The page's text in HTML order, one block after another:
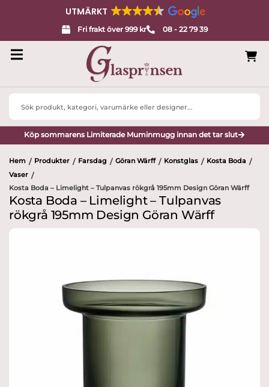
UTMÄRKT
Fri frakt över 999 kr 08 - 22 79 39
Search
Köp sommarens Limiterade Muminmugg innan det tar slut
Hem / Produkter / Farsdag / Göran Wärff / Konstglas / Kosta Boda /
Vaser /
Kosta Boda – Limelight – Tulpanvas rökgrå 195mm Design Göran Wärff
Kosta Boda – Limelight – Tulpanvas
rökgrå 195mm Design Göran Wärff